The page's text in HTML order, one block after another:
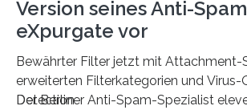
Version seines Anti-
eXpurgate vor
Bewährter Filter jetzt mit Attachment-
erweiterten Filterkategorien und Virus-
Detection
Der Berliner Anti-Spam-Spezialist